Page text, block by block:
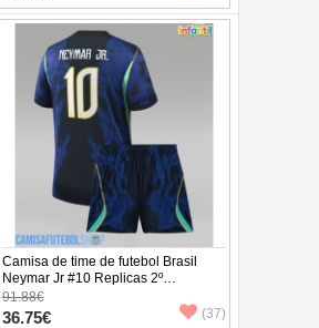
Camisa de time de futebol Brasil
Neymar Jr #10 Replicas 2º
Equipamento Infantil Mundo 2026
Manga Curta (+ Calças curtas)
91.88€
36.75€ (37)